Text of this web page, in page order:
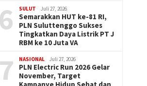
SULUT Juli 27, 2026
Semarakkan HUT ke-81 RI,
PLN Suluttenggo Sukses
Tingkatkan Daya Listrik PT J
RBM ke 10 Juta VA
NASIONAL Juli 27, 2026
PLN Electric Run 2026 Gelar
November, Target